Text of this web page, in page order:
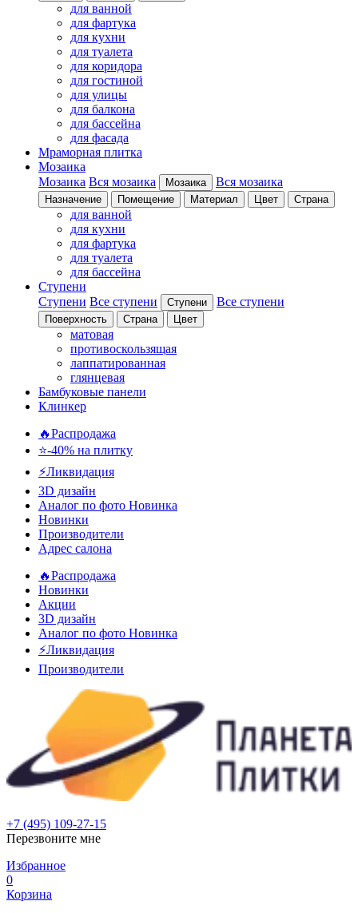
для ванной
для фартука
для кухни
для туалета
для коридора
для гостиной
для улицы
для балкона
для бассейна
для фасада
Мраморная плитка
Мозаика
Мозаика Вся мозаика Мозаика Вся мозаика
Назначение Помещение Материал Цвет Страна
для ванной
для кухни
для фартука
для туалета
для бассейна
Ступени
Ступени Все ступени Ступени Все ступени
Поверхность Страна Цвет
матовая
противоскользящая
лаппатированная
глянцевая
Бамбуковые панели
Клинкер
🔥Распродажа
⭐-40% на плитку
⚡️Ликвидация
3D дизайн
Аналог по фото Новинка
Новинки
Производители
Адрес салона
🔥Распродажа
Новинки
Акции
3D дизайн
Аналог по фото Новинка
⚡Ликвидация
Производители
+7 (495) 109-27-15
Перезвоните мне
Избранное
0
Корзина